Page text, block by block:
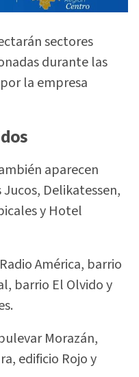
sectores
durante las
la empresa
aparecen
Delikatessen,
y Hotel
América, barrio
barrio El Olvido y
Morazán,
edificio Rojo y